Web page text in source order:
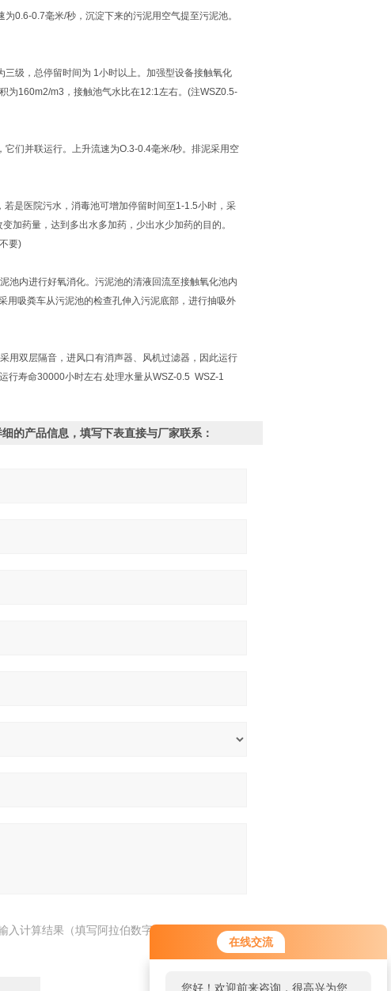
在线交流
您好！欢迎前来咨询，很高兴为您
0.7毫米/秒，沉淀下来的污泥用空气提至污泥池。
级，总停留时间为 1小时以上。加强型设备接触氧化
为160m2/m3，接触池气水比在12:1左右。(注WSZ0.5-
们并联运行。上升流速为O.3-0.4毫米/秒。排泥采用空
是医院污水，消毒池可增加停留时间至1-1.5小时，采
加药量，达到多出水多加药，少出水少加药的目的。
要)
内进行好氧消化。污泥池的清液回流至接触氧化池内
用吸粪车从污泥池的检查孔伸入污泥底部，进行抽吸外
双层隔音，进风口有消声器、风机过滤器，因此运行
行寿命30000小时左右.处理水量从WSZ-0.5 WSZ-1
的产品信息，填写下表直接与厂家联系：
入计算结果（填写阿拉伯数字），如：三加四=7